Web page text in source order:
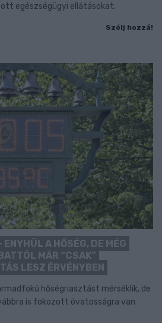
egészségügyi ellátásokat.
Szólj hozzá!
A HŐSÉG, DE MÉG
MÁR “CSAK”
LESZ ÉRVÉNYBEN
hőségriasztást mérséklik, de
is fokozott óvatosságra van